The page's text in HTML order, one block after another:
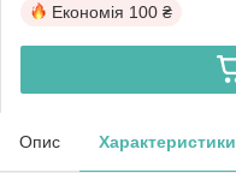
Економія 100 ₴
Опис Характеристики